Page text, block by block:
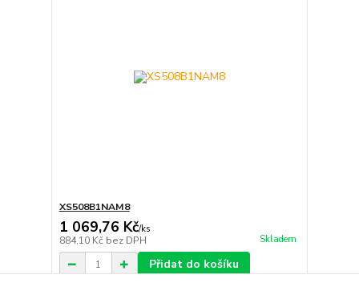
XS508B1NAM8
1 069,76 Kč/ks
884,10 Kč bez DPH Skladem
Přidat do košíku